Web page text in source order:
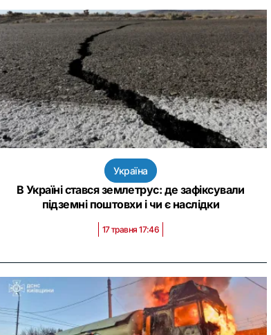
Україна
В Україні стався землетрус: де зафіксували
підземні поштовхи і чи є наслідки
17 травня 17:46